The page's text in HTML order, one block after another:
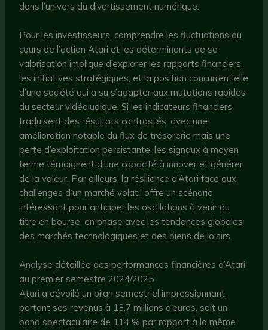
dans l’univers du divertissement numérique.
Pour les investisseurs, comprendre les fluctuations du
cours de l’action Atari et les déterminants de sa
valorisation implique d’explorer les rapports financiers,
les initiatives stratégiques, et la position concurrentielle
d’une société qui a su s’adapter aux mutations rapides
du secteur vidéoludique. Si les indicateurs financiers
traduisent des résultats contrastés, avec une
amélioration notable du flux de trésorerie mais une
perte d’exploitation persistante, les signaux à moyen
terme témoignent d’une capacité à innover et générer
de la valeur. Par ailleurs, la résilience d’Atari face aux
challenges d’un marché volatil offre un scénario
intéressant pour anticiper les oscillations à venir du
titre en bourse, en phase avec les tendances globales
des marchés technologiques et des biens de loisirs.
Analyse détaillée des performances financières d’Atari
au premier semestre 2024/2025
Atari a dévoilé un bilan semestriel impressionnant,
portant ses revenus à 13,7 millions d’euros, soit un
bond spectaculaire de 114 % par rapport à la même